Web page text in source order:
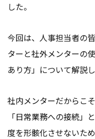
お
した。
今回は、人事担当者の
ターと社外メンターの
あり方」について解説し
社内メンターだからこ
「日常業務への接続」
度を形骸化させないた